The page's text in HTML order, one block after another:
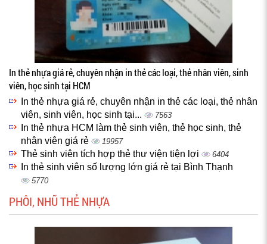
In thẻ nhựa giá rẻ, chuyên nhận in thẻ các loại, thẻ nhân viên, sinh
viên, học sinh tại HCM
In thẻ nhựa giá rẻ, chuyên nhận in thẻ các loại, thẻ nhân
viên, sinh viên, học sinh tại...
7563
In thẻ nhựa HCM làm thẻ sinh viên, thẻ học sinh, thẻ
nhân viên giá rẻ
19957
Thẻ sinh viên tích hợp thẻ thư viện tiện lợi 6404
In thẻ sinh viên số lượng lớn giá rẻ tại Bình Thạnh
5770
PHÔI, NHŨ THẺ NHỰA